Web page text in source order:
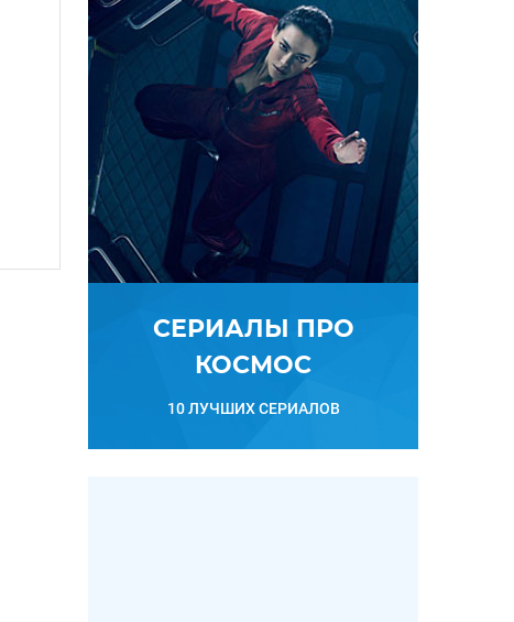
СЕРИАЛЫ ПРО
КОСМОС
10 ЛУЧШИХ СЕРИАЛОВ